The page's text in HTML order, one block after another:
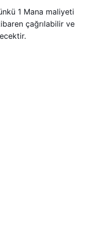
1 Mana maliyeti
çağrılabilir ve